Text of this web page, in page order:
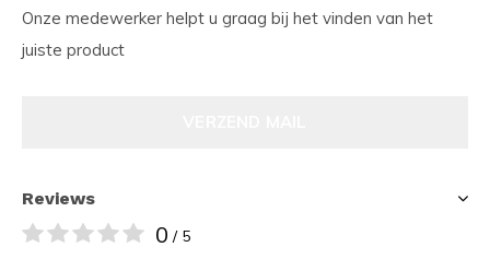
Onze medewerker helpt u graag bij het vinden van het
juiste product
Reviews
0 / 5